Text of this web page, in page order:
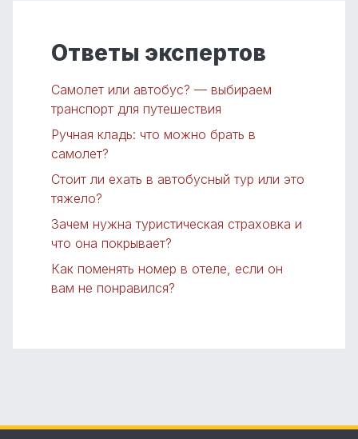
Ответы экспертов
Самолет или автобус? — выбираем
транспорт для путешествия
Ручная кладь: что можно брать в
самолет?
Стоит ли ехать в автобусный тур или это
тяжело?
Зачем нужна туристическая страховка и
что она покрывает?
Как поменять номер в отеле, если он
вам не понравился?